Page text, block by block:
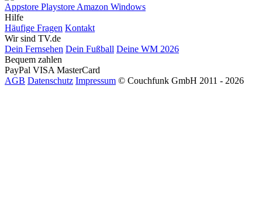
Appstore Playstore Amazon Windows
Hilfe
Häufige Fragen Kontakt
Wir sind TV.de
Dein Fernsehen Dein Fußball Deine WM 2026
Bequem zahlen
PayPal VISA MasterCard
AGB Datenschutz Impressum © Couchfunk GmbH 2011 - 2026